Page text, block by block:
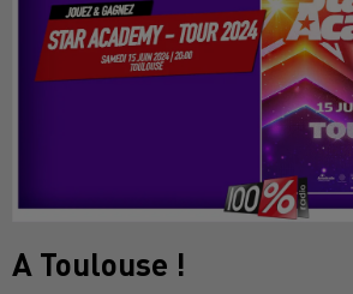
A Toulouse !